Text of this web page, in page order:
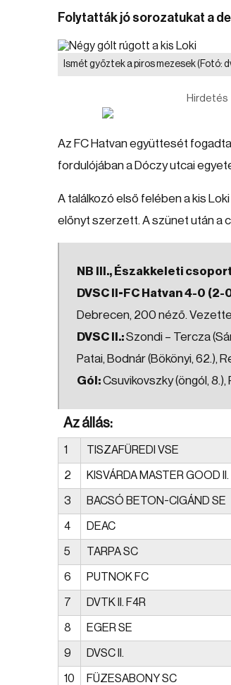
Folytatták jó sorozatukat a
Ismét győztek a piros mezesek(Fotó:
Hirdetés
Az FC Hatvan együttesét fogadta
fordulójában a Dóczy utcai
A találkozó első felében a kis
előnyt szerzett. A szünet után a
NB III., Északkeleti
DVSC II-FC Hatvan 4-0 (2-
Debrecen, 200 néző.
DVSC II.:Szondi – Tercza
Patai, Bodnár (Bökönyi, 62.),
Gól:Csuvikovszky (öngól, 8.),
Az állás:
1 TISZAFÜREDI VSE
2 KISVÁRDA MASTER GOOD II.
3 BACSÓ BETON-CIGÁND SE
4 DEAC
5 TARPA SC
6 PUTNOK FC
7 DVTK II. F4R
8 EGER SE
9 DVSC II.
10 FÜZESABONY SC